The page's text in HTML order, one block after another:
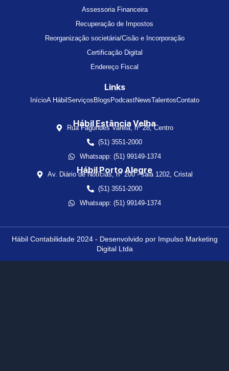
Assessoria Financeira
Recuperação de Impostos
Reorganização societária/Cisão e Incorporação
Certificação Digital
Endereço Fiscal
Links
InícioA Hábil Serviços Blogs PodcastNewsTalentosContato
Hábil Estância Velha
Rua Fagundes Varela, nº 28, Centro
(51) 3551-2000
Whatsapp: (51) 99149-1374
Hábil Porto Alegre
Av. Diário de Notícias, nº 200 - sala 1202, Cristal
(51) 3551-2000
Whatsapp: (51) 99149-1374
Hábil Contabilidade 2024 - Desenvolvido por Impulso Marketing
Digital Ltda